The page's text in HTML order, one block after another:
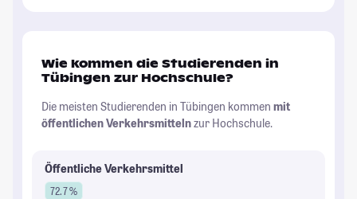
Wie kommen die Studierenden in
Tübingen zur Hochschule?
Die meisten Studierenden in Tübingen kommen mit
öffentlichen Verkehrsmittelnzur Hochschule.
Öffentliche Verkehrsmittel
72.7 %